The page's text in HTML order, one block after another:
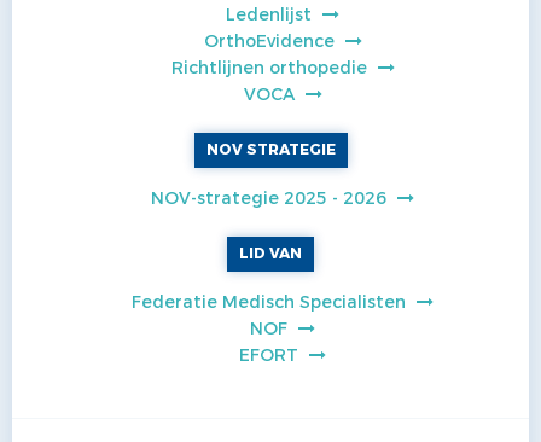
Ledenlijst
OrthoEvidence
Richtlijnen orthopedie
VOCA
NOV STRATEGIE
NOV-strategie 2025 - 2026
LID VAN
Federatie Medisch Specialisten
NOF
EFORT